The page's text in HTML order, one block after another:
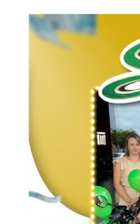
View
Larger